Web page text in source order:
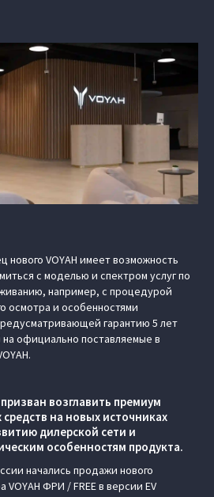
нового VOYAH имеет возможность
с моделью и спектром услуг по
например, с процедурой
осмотра и особенностями
гарантию 5 лет
официально поставляемые в
возглавить премиум
на новых источниках
дилерской сети и
особенностям продукта.
начались продажи нового
ФРИ / FREE в версии EV